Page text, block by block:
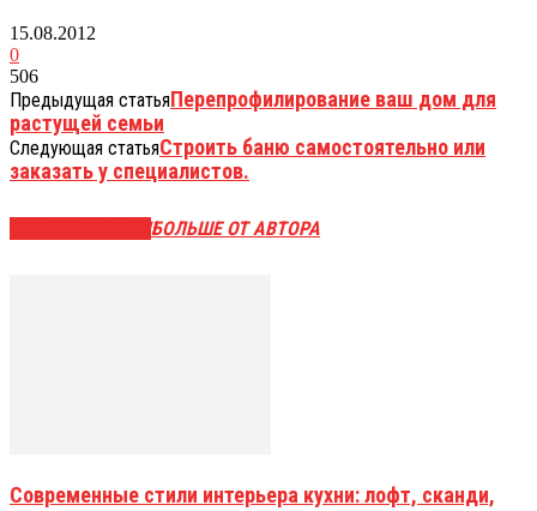
15.08.2012
0
506
Предыдущая статьяПерепрофилирование ваш дом для
растущей семьи
Следующая статьяСтроить баню самостоятельно или
заказать у специалистов.
БОЛЬШЕ ОТ АВТОРА
Современные стили интерьера кухни: лофт, сканди,